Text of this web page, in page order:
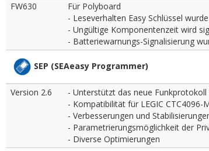
FW630
Für Polyboard
- Leseverhalten Easy Schlüssel
- Ungültige Komponentenzeit wird
- Batteriewarnungs-Signalisierung
SEP (SEAeasy Programmer)
Version 2.6
- Unterstützt das neue
- Kompatibilität für LEGIC CTC4096-
- Verbesserungen und
- Parametrierungsmöglichkeit der
- Diverse Optimierungen